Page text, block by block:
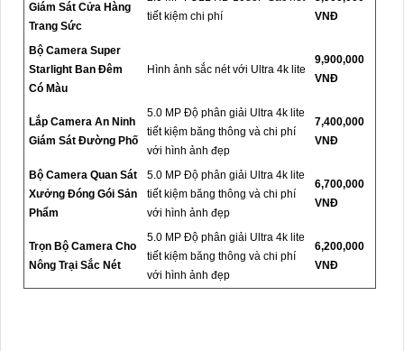
Giám Sát Cửa Hàng
Trang Sức
tiết kiệm chi phí
VNĐ
Bộ Camera Super
Starlight Ban Đêm
Có Màu
Hình ảnh sắc nét với Ultra 4k lite
9,900,000
VNĐ
Lắp Camera An Ninh
Giám Sát Đường Phố
5.0 MP Độ phân giải Ultra 4k lite
tiết kiệm băng thông và chi phí
với hình ảnh đẹp
7,400,000
VNĐ
Bộ Camera Quan Sát
Xưởng Đóng Gói Sản
Phẩm
5.0 MP Độ phân giải Ultra 4k lite
tiết kiệm băng thông và chi phí
với hình ảnh đẹp
6,700,000
VNĐ
Trọn Bộ Camera Cho
Nông Trại Sắc Nét
5.0 MP Độ phân giải Ultra 4k lite
tiết kiệm băng thông và chi phí
với hình ảnh đẹp
6,200,000
VNĐ